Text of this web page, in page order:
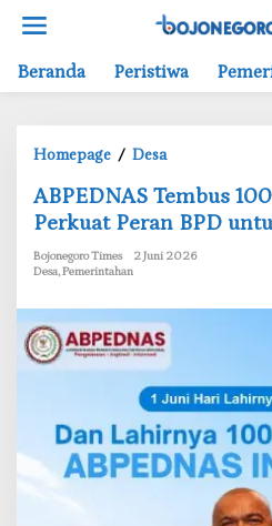
Beranda Peristiwa
Homepage / Desa
B
P
E
A
T
e
b
u
‎ABPEDNAS Tembus
Perkuat Peran BPD
Bojonegoro Times
2 Juni 2026
Desa,Pemerintahan